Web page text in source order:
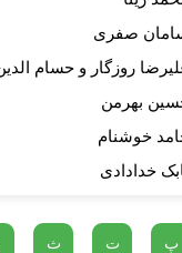
سامان صفری
روزگار و حسام
بهرمن
خوشنام
خدادادی
پ ت ث